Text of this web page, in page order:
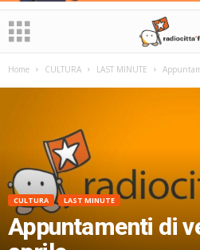
Home CULTURA LAST MINUTE
CULTURA LAST MINUTE
Appuntamenti di